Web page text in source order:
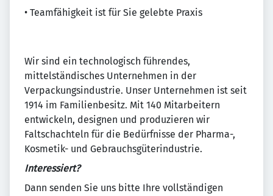
• Teamfähigkeit ist für Sie gelebte Praxis
Wir sind ein technologisch führendes,
mittelständisches Unternehmen in der
Verpackungsindustrie. Unser Unternehmen ist seit
1914 im Familienbesitz. Mit 140 Mitarbeitern
entwickeln, designen und produzieren wir
Faltschachteln für die Bedürfnisse der Pharma-,
Kosmetik- und Gebrauchsgüterindustrie.
Interessiert?
Dann senden Sie uns bitte Ihre vollständigen